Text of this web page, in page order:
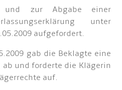
und zur Abgabe einer
unter
aufgefordert.
gab die Beklagte eine
und forderte die Klägerin
auf.